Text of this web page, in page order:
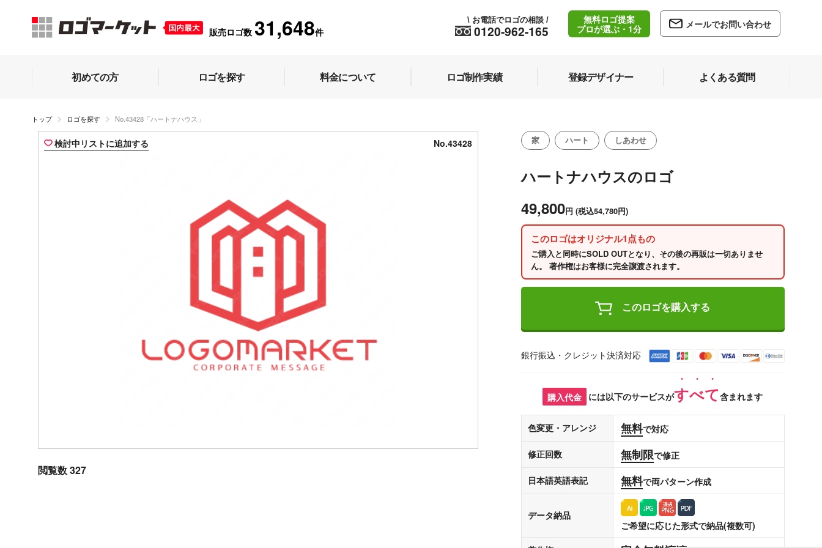
販売ロゴ数 31,648件 0120-962-165
\ お電話でロゴの相談 /
無料ロゴ提案
プロが選ぶ・1分
メールでお問い合わせ
初めての方 ロゴを探す 料金について ロゴ制作実績 登録デザイナー よくある質問
トップ ロゴを探す No.43428「ハートナハウス」
検討中リストに追加する No.43428
閲覧数 327
家 ハート しあわせ
ハートナハウスのロゴ
49,800円 (税込54,780円)
このロゴはオリジナル1点もの
ご購入と同時にSOLD OUTとなり、その後の再販は一切ありませ
ん。 著作権はお客様に完全譲渡されます。
このロゴを購入する
銀行振込・クレジット決済対応
購入代金 には以下のサービスがすべて含まれます
色変更・アレンジ 無料で対応
修正回数 無制限で修正
日本語英語表記 無料で両パターン作成
データ納品
ご希望に応じた形式で納品(複数可)